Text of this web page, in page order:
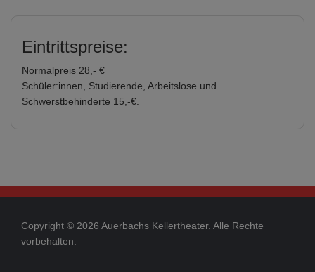
Eintrittspreise:
Normalpreis 28,- €
Schüler:innen, Studierende, Arbeitslose und
Schwerstbehinderte 15,-€.
Copyright © 2026 Auerbachs Kellertheater. Alle Rechte
vorbehalten.